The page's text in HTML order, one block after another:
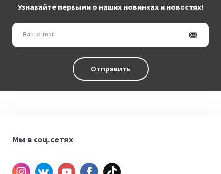
Узнавайте первыми о наших новинках и новостях!
Ваш
mail
Отправить
Мы в соц.сетях
Инстаграм
ВКонтакте
YouTube
Facebook
TiKtok